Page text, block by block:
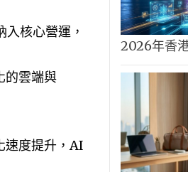
核心營運，
的雲端與
速度提升，AI
2026年香